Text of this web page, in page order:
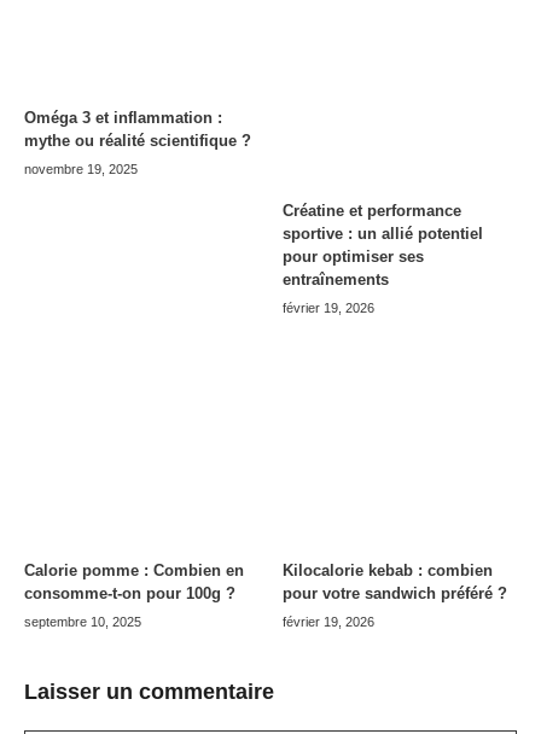
Oméga 3 et inflammation :
mythe ou réalité scientifique ?
novembre 19, 2025
Créatine et performance
sportive : un allié potentiel
pour optimiser ses
entraînements
février 19, 2026
Calorie pomme : Combien en
consomme-t-on pour 100g ?
septembre 10, 2025
Kilocalorie kebab : combien
pour votre sandwich préféré ?
février 19, 2026
Laisser un commentaire